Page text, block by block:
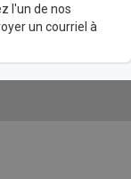
l'un de nos
un courriel à